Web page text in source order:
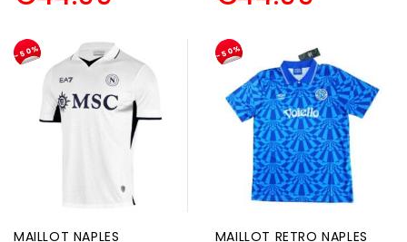
-50%
MAILLOT NAPLES
-50%
MAILLOT RETRO NAPLES